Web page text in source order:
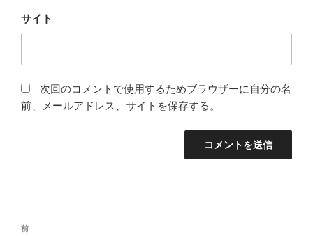
サイト
次回のコメントで使用するためブラウザーに自分の名
前、メールアドレス、サイトを保存する。
投
前
前